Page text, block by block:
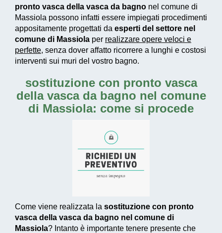
pronto vasca della vasca da bagno nel comune di
Massiola possono infatti essere impiegati procedimenti
appositamente progettati da esperti del settore nel
comune di Massiola per realizzare opere veloci e
perfette, senza dover affatto ricorrere a lunghi e costosi
interventi sui muri del vostro bagno.
sostituzione con pronto vasca
della vasca da bagno nel comune
di Massiola: come si procede
Come viene realizzata la sostituzione con pronto
vasca della vasca da bagno nel comune di
Massiola? Intanto è importante tenere presente che